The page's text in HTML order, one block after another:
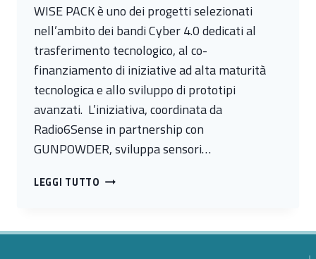
WISE PACK è uno dei progetti selezionati
nell’ambito dei bandi Cyber 4.0 dedicati al
trasferimento tecnologico, al co-
finanziamento di iniziative ad alta maturità
tecnologica e allo sviluppo di prototipi
avanzati. L’iniziativa, coordinata da
Radio6Sense in partnership con
GUNPOWDER, sviluppa sensori…
LEGGI TUTTO PROGETTO
–